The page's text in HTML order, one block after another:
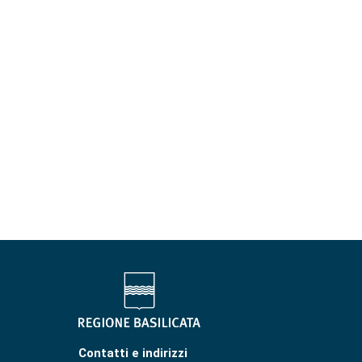
Contatti e indirizzi